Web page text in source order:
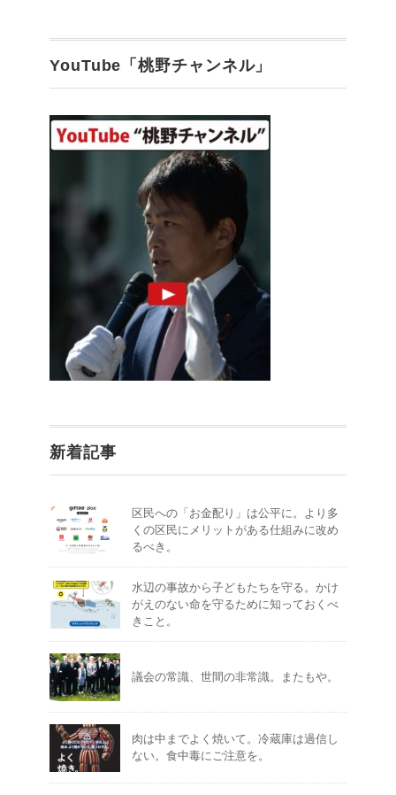
YouTube「桃野チャンネル」
新着記事
区民への「お金配り」は公平に。より多
くの区民にメリットがある仕組みに改め
るべき。
水辺の事故から子どもたちを守る。かけ
がえのない命を守るために知っておくべ
きこと。
議会の常識、世間の非常識。またもや。
肉は中までよく焼いて。冷蔵庫は過信し
ない。食中毒にご注意を。